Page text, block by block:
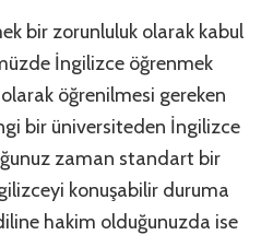
Nasıl
bir zorunluluk olarak kabul
İngilizce öğrenmek
öğrenilmesi gereken
bir üniversiteden İngilizce
zaman standart bir
konuşabilir duruma
hakim olduğunuzda ise